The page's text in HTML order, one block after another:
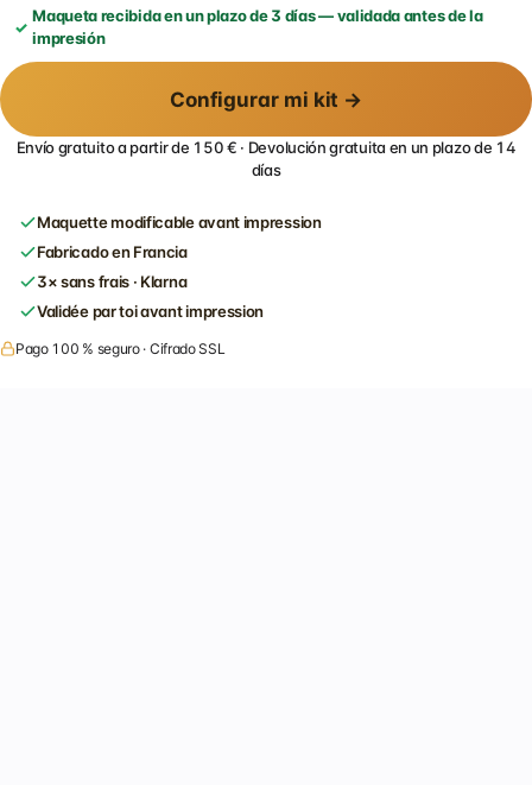
Maqueta recibida en un plazo de 3 días — validada antes de la
impresión
Configurar mi kit →
Envío gratuito a partir de 150 € · Devolución gratuita en un plazo de 14
días
Maquette modificable avant impression
Fabricado en Francia
3× sans frais · Klarna
Validée par toi avant impression
Pago 100 % seguro · Cifrado SSL